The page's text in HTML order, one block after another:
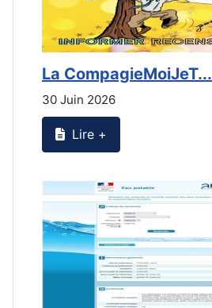
La CompagieMoiJeT...
30 Juin 2026
Lire +